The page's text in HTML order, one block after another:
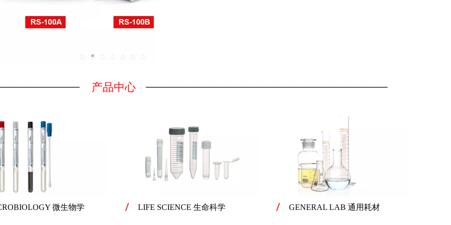
产品中心 ————————————————
微生物学 LIFE SCIENCE 生命科学 GENERAL LAB 通用耗材